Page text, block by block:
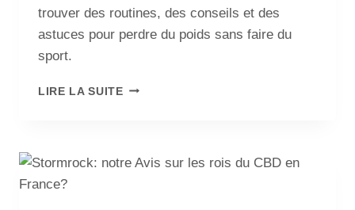
trouver des routines, des conseils et des
astuces pour perdre du poids sans faire du
sport.
LIRE LA SUITE